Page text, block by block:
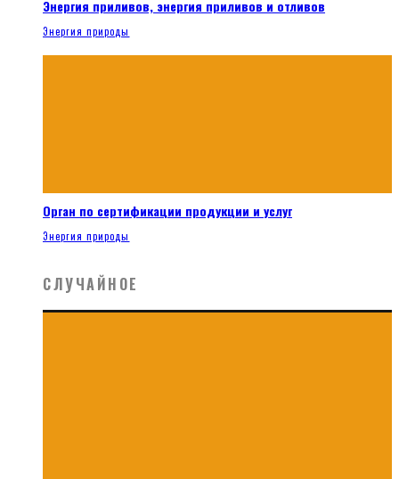
Энергия приливов, энергия приливов и отливов
Энергия природы
Орган по сертификации продукции и услуг
Энергия природы
СЛУЧАЙНОЕ